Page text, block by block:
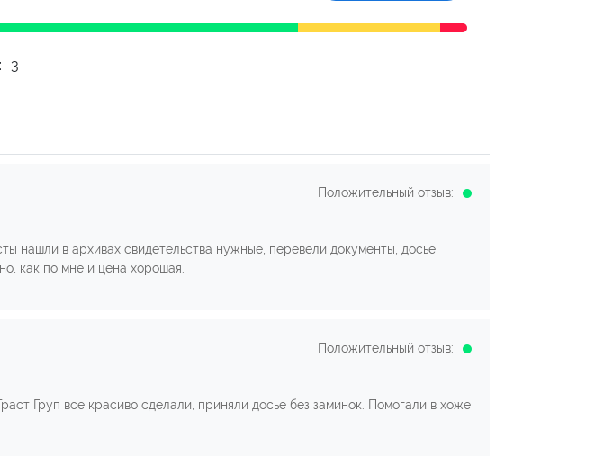
3
Положительный отзыв:
нашли в архивах свидетельства нужные, перевели документы, досье
как по мне и цена хорошая.
Положительный отзыв:
Груп все красиво сделали, приняли досье без заминок. Помогали в хоже